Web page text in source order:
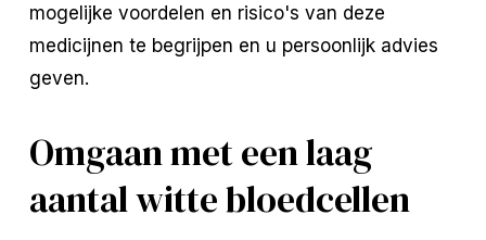
mogelijke voordelen en risico's van deze
medicijnen te begrijpen en u persoonlijk advies
geven.
Omgaan met een laag
aantal witte bloedcellen